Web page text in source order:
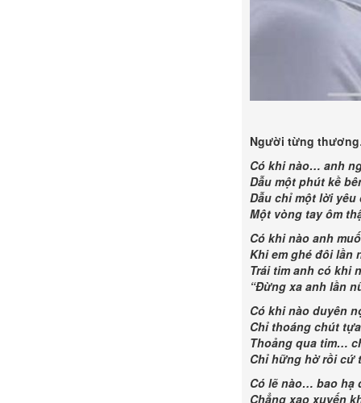
Người từng
Có khi nào… anh
Dẫu một phút kề
Dẫu chỉ một lời
Một vòng tay ôm
Có khi nào anh
Khi em ghé đôi lần
Trái tim anh có khi
“Đừng xa anh lần
Có khi nào duyên
Chỉ thoáng chút
Thoảng qua tim…
Chỉ hững hờ rồi
Có lẽ nào… bao hạ
Chẳng xao xuyến